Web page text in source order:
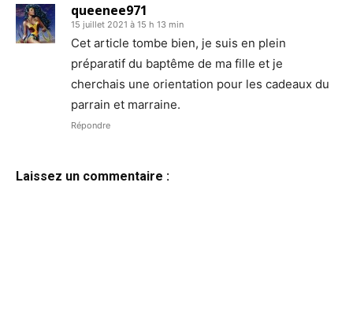
queenee971
15 juillet 2021 à 15 h 13 min
Cet article tombe bien, je suis en plein
préparatif du baptême de ma fille et je
cherchais une orientation pour les cadeaux du
parrain et marraine.
Répondre
Laissez un commentaire :